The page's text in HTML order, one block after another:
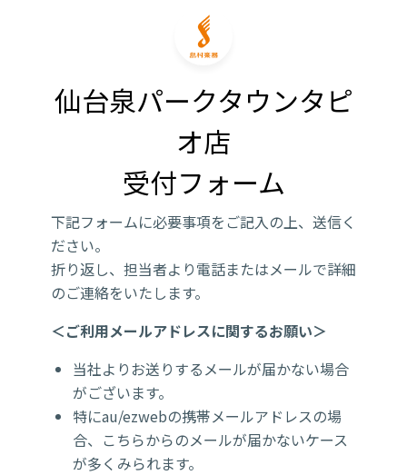
仙台泉パークタウンタピ
オ店
受付フォーム
下記フォームに必要事項をご記入の上、送信く
ださい。
折り返し、担当者より電話またはメールで詳細
のご連絡をいたします。
＜ご利用メールアドレスに関するお願い＞
当社よりお送りするメールが届かない場合
がございます。
特にau/ezwebの携帯メールアドレスの場
合、こちらからのメールが届かないケース
が多くみられます。